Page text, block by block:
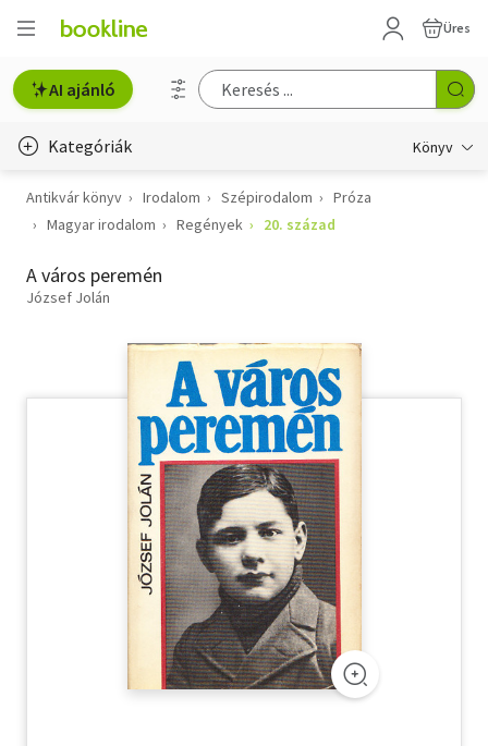
Üres
AI ajánló
Kategóriák Könyv
Életmód, egészség
Gyermek- és ifjúsági
Hobbi, szabadidő
Szótár, nyelvkönyv
Tankönyv, segédkönyv
Társadalomtudomány
Természettudomány
Antikvár könyv Irodalom Szépirodalom
Próza
Magyar irodalom
Regények 20. század
A város peremén
József Jolán